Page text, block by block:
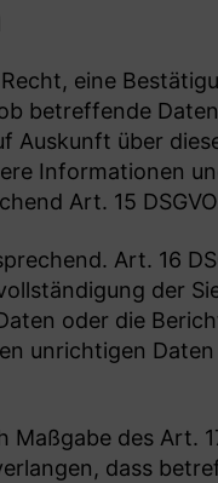
eine
betreffende
Auskunft über
Informationen
Art. 15
Art. 16
der
oder die
unrichtigen Daten
Maßgabe des Art.
dass